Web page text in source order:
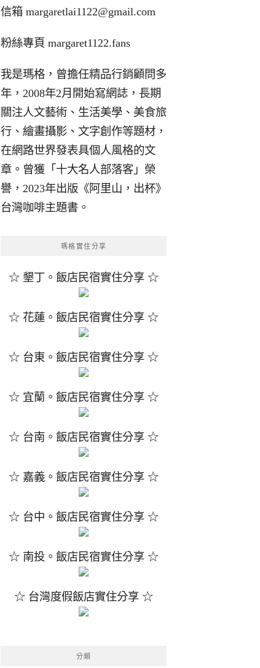
信箱 margaretlai1122@gmail.com
粉絲專頁 margaret1122.fans
我是瑪格，曾擔任精品行銷顧問多
年，2008年2月開始寫網誌，長期
關注人文藝術、生活美學、美食旅
行、繪畫攝影、文字創作等題材，
在網路世界發表具個人風格的文
章。曾獲「十大名人部落客」榮
譽，2023年出版《阿里山，出杯》
台灣咖啡主題書。
瑪格實住分享
☆ 墾丁。飯店民宿實住分享 ☆
☆ 花蓮。飯店民宿實住分享 ☆
☆ 台東。飯店民宿實住分享 ☆
☆ 宜蘭。飯店民宿實住分享 ☆
☆ 台南。飯店民宿實住分享 ☆
☆ 嘉義。飯店民宿實住分享 ☆
☆ 台中。飯店民宿實住分享 ☆
☆ 南投。飯店民宿實住分享 ☆
☆ 台灣度假飯店實住分享 ☆
分類